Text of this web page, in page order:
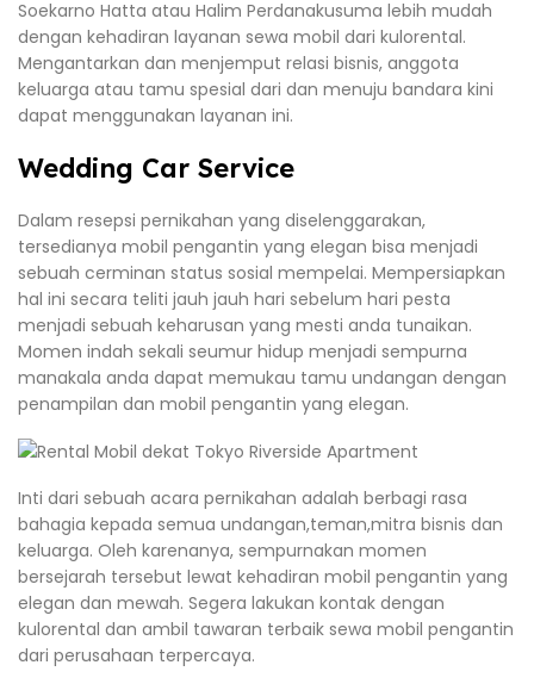
Soekarno Hatta atau Halim Perdanakusuma lebih mudah
dengan kehadiran layanan sewa mobil dari kulorental.
Mengantarkan dan menjemput relasi bisnis, anggota
keluarga atau tamu spesial dari dan menuju bandara kini
dapat menggunakan layanan ini.
Wedding Car Service
Dalam resepsi pernikahan yang diselenggarakan,
tersedianya mobil pengantin yang elegan bisa menjadi
sebuah cerminan status sosial mempelai. Mempersiapkan
hal ini secara teliti jauh jauh hari sebelum hari pesta
menjadi sebuah keharusan yang mesti anda tunaikan.
Momen indah sekali seumur hidup menjadi sempurna
manakala anda dapat memukau tamu undangan dengan
penampilan dan mobil pengantin yang elegan.
Inti dari sebuah acara pernikahan adalah berbagi rasa
bahagia kepada semua undangan,teman,mitra bisnis dan
keluarga. Oleh karenanya, sempurnakan momen
bersejarah tersebut lewat kehadiran mobil pengantin yang
elegan dan mewah. Segera lakukan kontak dengan
kulorental dan ambil tawaran terbaik sewa mobil pengantin
dari perusahaan terpercaya.